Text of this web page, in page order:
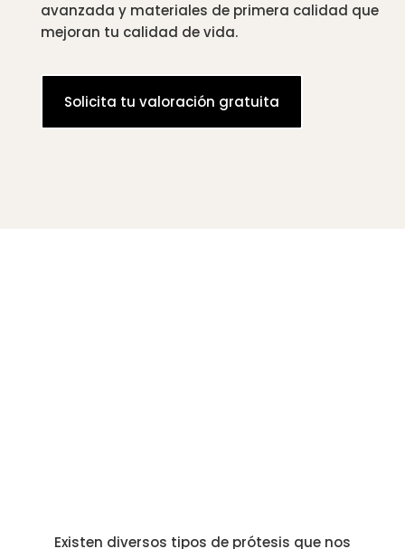
avanzada y materiales de primera calidad que
mejoran tu calidad de vida.
Solicita tu valoración gratuita
Existen diversos tipos de prótesis que nos